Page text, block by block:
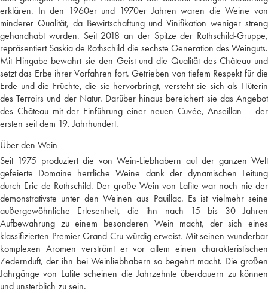
erklären. In den 1960er und 1970er Jahren waren die Weine von
minderer Qualität, da Bewirtschaftung und Vinifikation weniger streng
gehandhabt wurden. Seit 2018 an der Spitze der Rothschild-Gruppe,
repräsentiert Saskia de Rothschild die sechste Generation des Weinguts.
Mit Hingabe bewahrt sie den Geist und die Qualität des Château und
setzt das Erbe ihrer Vorfahren fort. Getrieben von tiefem Respekt für die
Erde und die Früchte, die sie hervorbringt, versteht sie sich als Hüterin
des Terroirs und der Natur. Darüber hinaus bereichert sie das Angebot
des Château mit der Einführung einer neuen Cuvée, Anseillan – der
ersten seit dem 19. Jahrhundert.
Über den Wein
Seit 1975 produziert die von Wein-Liebhabern auf der ganzen Welt
gefeierte Domaine herrliche Weine dank der dynamischen Leitung
durch Eric de Rothschild. Der große Wein von Lafite war noch nie der
demonstrativste unter den Weinen aus Pauillac. Es ist vielmehr seine
außergewöhnliche Erlesenheit, die ihn nach 15 bis 30 Jahren
Aufbewahrung zu einem besonderen Wein macht, der sich eines
klassifizierten Premier Grand Cru würdig erweist. Mit seinen wunderbar
komplexen Aromen verströmt er vor allem einen charakteristischen
Zedernduft, der ihn bei Weinliebhabern so begehrt macht. Die großen
Jahrgänge von Lafite scheinen die Jahrzehnte überdauern zu können
und unsterblich zu sein.